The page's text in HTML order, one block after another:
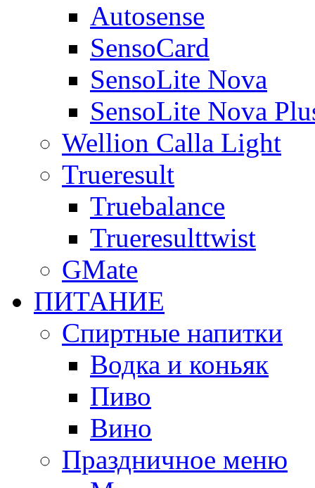
Autosense
SensoCard
SensoLite Nova
SensoLite Nova
Wellion Calla Light
Trueresult
Truebalance
Trueresulttwist
GMate
ПИТАНИЕ
Спиртные напитки
Водка и коньяк
Пиво
Вино
Праздничное меню